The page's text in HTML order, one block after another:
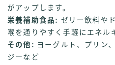
がアップします。
栄養補助食品: ゼリー飲料や
喉を通りやすく手軽にエネル
その他: ヨーグルト、プリン
ジーなど